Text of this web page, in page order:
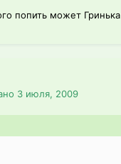
попить может Гринька
3 июля, 2009